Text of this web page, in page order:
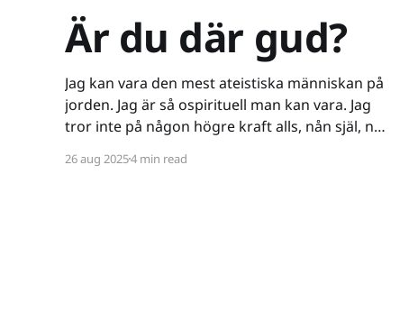
Är du där gud?
Jag kan vara den mest ateistiska människan på
jorden. Jag är så ospirituell man kan vara. Jag
tror inte på någon högre kraft alls, nån själ, nåt
och öde - till den grad att jag till och med vägrar
26 aug 20254 min read